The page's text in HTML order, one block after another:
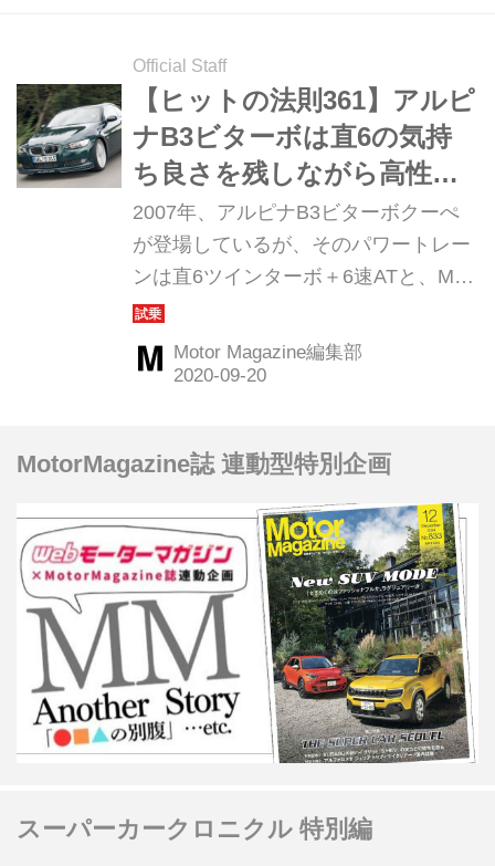
国際試乗会の模様を振り返ってみよ
う。（以下の試乗記は、Motor
Magazine 2007年10月号より）
Official Staff
【ヒットの法則361】アルピ
ナB3ビターボは直6の気持
ち良さを残しながら高性能
をエレガントに実現
2007年、アルピナB3ビターボクーぺ
が登場しているが、そのパワートレー
ンは直6ツインターボ＋6速ATと、M3
のV8自然吸気＋MTとは対照的なもの
だった。なぜアルピナは直6にこだわ
ったのか、パワートレーンの近い335i
の試乗記を振り返ってみよう。（以下
の試乗記は、Motor Magazine 2007年
10月号より）
Motor Magazine編集部
MotorMagazine誌 連動型特別企画
スーパーカークロニクル 特別編